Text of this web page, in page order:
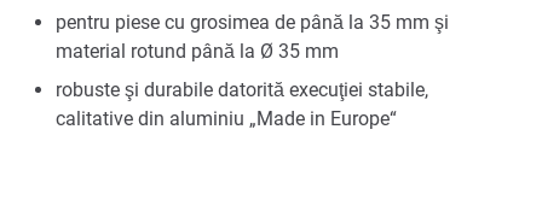
pentru piese cu grosimea de până la 35 mm şi
material rotund până la Ø 35 mm
robuste şi durabile datorită execuţiei stabile,
calitative din aluminiu „Made in Europe“